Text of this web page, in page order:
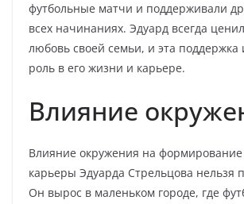
футбольные матчи и поддерживали
всех начинаниях. Эдуард всегда
любовь своей семьи, и эта поддержка
роль в его жизни и карьере.
Влияние
Влияние окружения на
карьеры Эдуарда Стрельцова нельзя
Он вырос в маленьком городе, где